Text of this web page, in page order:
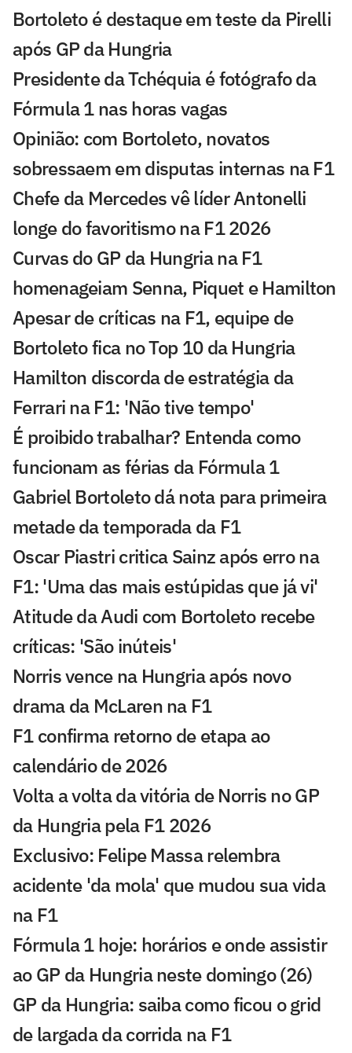
Bortoleto é destaque em teste da Pirelli
após GP da Hungria
Presidente da Tchéquia é fotógrafo da
Fórmula 1 nas horas vagas
Opinião: com Bortoleto, novatos
sobressaem em disputas internas na F1
Chefe da Mercedes vê líder Antonelli
longe do favoritismo na F1 2026
Curvas do GP da Hungria na F1
homenageiam Senna, Piquet e Hamilton
Apesar de críticas na F1, equipe de
Bortoleto fica no Top 10 da Hungria
Hamilton discorda de estratégia da
Ferrari na F1: 'Não tive tempo'
É proibido trabalhar? Entenda como
funcionam as férias da Fórmula 1
Gabriel Bortoleto dá nota para primeira
metade da temporada da F1
Oscar Piastri critica Sainz após erro na
F1: 'Uma das mais estúpidas que já vi'
Atitude da Audi com Bortoleto recebe
críticas: 'São inúteis'
Norris vence na Hungria após novo
drama da McLaren na F1
F1 confirma retorno de etapa ao
calendário de 2026
Volta a volta da vitória de Norris no GP
da Hungria pela F1 2026
Exclusivo: Felipe Massa relembra
acidente 'da mola' que mudou sua vida
na F1
Fórmula 1 hoje: horários e onde assistir
ao GP da Hungria neste domingo (26)
GP da Hungria: saiba como ficou o grid
de largada da corrida na F1